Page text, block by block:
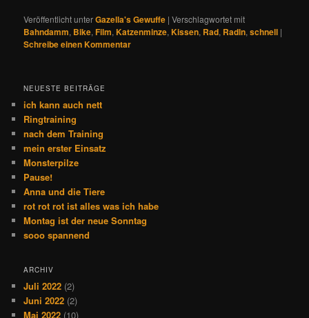
Veröffentlicht unterGazella's Gewuffe |Verschlagwortet mit
Bahndamm, Bike,Film,Katzenminze,Kissen, Rad, Radln,schnell |
Schreibe einen Kommentar
NEUESTE BEITRÄGE
ich kann auch nett
Ringtraining
nach dem Training
mein erster Einsatz
Monsterpilze
Pause!
Anna und die Tiere
rot rot rot ist alles was ich habe
Montag ist der neue Sonntag
sooo spannend
ARCHIV
Juli 2022 (2)
Juni 2022 (2)
Mai 2022 (10)